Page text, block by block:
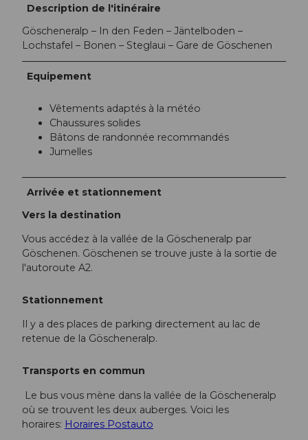
Description de l'itinéraire
Göscheneralp – In den Feden – Jäntelboden –
Lochstafel – Bonen – Steglaui – Gare de Göschenen
Equipement
Vêtements adaptés à la météo
Chaussures solides
Bâtons de randonnée recommandés
Jumelles
Arrivée et stationnement
Vers la destination
Vous accédez à la vallée de la Göscheneralp par
Göschenen. Göschenen se trouve juste à la sortie de
l'autoroute A2.
Stationnement
Il y a des places de parking directement au lac de
retenue de la Göscheneralp.
Transports en commun
Le bus vous mène dans la vallée de la Göscheneralp
où se trouvent les deux auberges. Voici les
horaires: Horaires Postauto